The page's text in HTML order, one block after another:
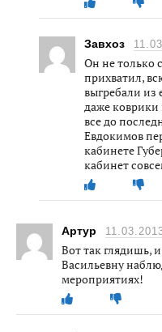
Завхоз
Он не только
прихватил,
выгребали из
даже коврики
все до
Евдокимов
кабинете
кабинет
Артур
Вот так глядишь,
Васильевну
мероприятиях!